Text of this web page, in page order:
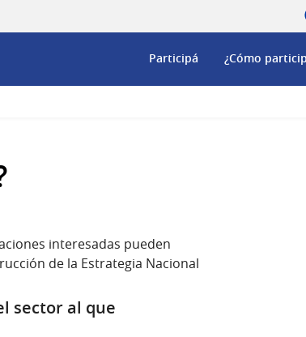
Participá ¿Cómo
interesadas pueden
de la Estrategia Nacional
sector al que